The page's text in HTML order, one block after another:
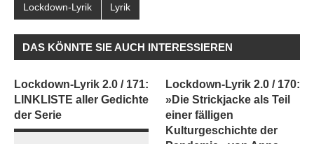
Lockdown-Lyrik Lyrik
DAS KÖNNTE SIE AUCH INTERESSIEREN
Lockdown-Lyrik 2.0 / 171:
LINKLISTE aller Gedichte
der Serie
Lockdown-Lyrik 2.0 / 170:
»Die Strickjacke als Teil
einer fälligen
Kulturgeschichte der